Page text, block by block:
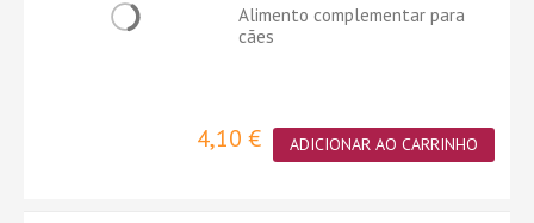
Alimento complementar para
cães
4,10 € ADICIONAR AO CARRINHO